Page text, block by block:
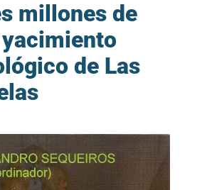
millones de
de Las